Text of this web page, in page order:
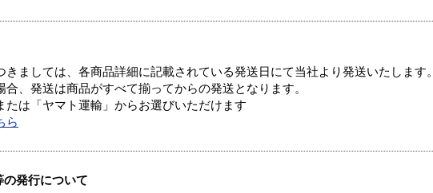
ましては、各商品詳細に記載されている発送日にて当社より発送いたします。
、発送は商品がすべて揃ってからの発送となります。
は「ヤマト運輸」からお選びいただけます
ら
の発行について